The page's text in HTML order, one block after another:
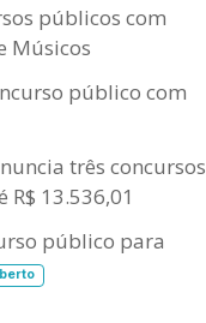
públicos com
Músicos
público com
três concursos
13.536,01
público para